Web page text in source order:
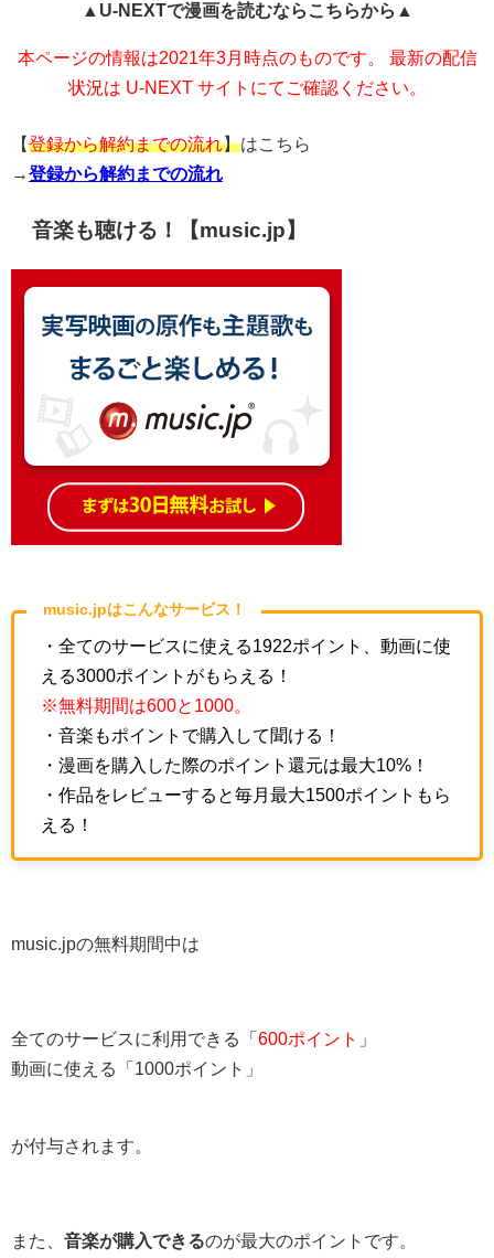
▲U-NEXTで漫画を読むならこちらから▲
本ページの情報は2021年3月時点のものです。 最新の配信
状況は U-NEXT サイトにてご確認ください。
【登録から解約までの流れ】はこちら
→登録から解約までの流れ
音楽も聴ける！【music.jp】
music.jpはこんなサービス！
・全てのサービスに使える1922ポイント、動画に使
える3000ポイントがもらえる！
※無料期間は600と1000。
・音楽もポイントで購入して聞ける！
・漫画を購入した際のポイント還元は最大10%！
・作品をレビューすると毎月最大1500ポイントもら
える！
music.jpの無料期間中は
全てのサービスに利用できる「 600ポイント
」
動画に使える「1000ポイント」
が付与されます。
また、 音楽が購入できるのが最大のポイントです。